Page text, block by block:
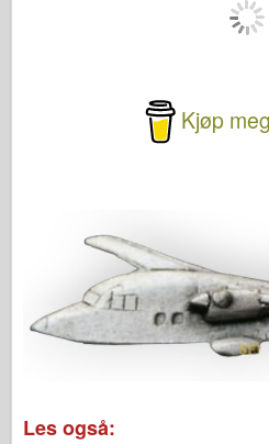
Kjøp
Les også: